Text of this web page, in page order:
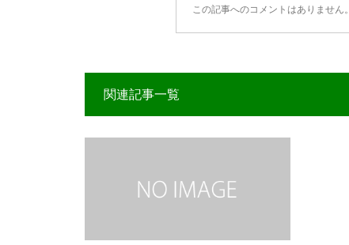
この記事へのコメントはありません。
関連記事一覧